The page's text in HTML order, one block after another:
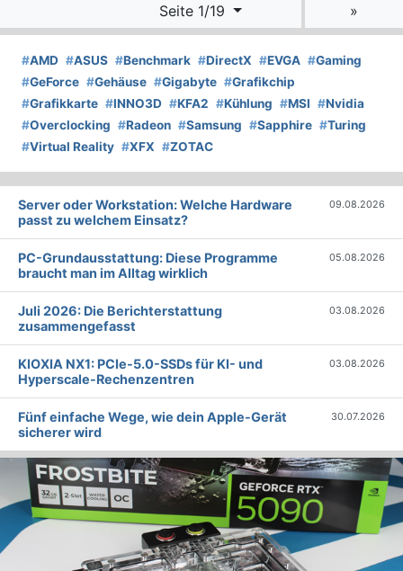
Seite 1/19 »
#AMD #ASUS #Benchmark #DirectX #EVGA #Gaming
#GeForce #Gehäuse #Gigabyte #Grafikchip
#Grafikkarte #INNO3D #KFA2 #Kühlung #MSI #Nvidia
#Overclocking #Radeon #Samsung #Sapphire #Turing
#Virtual Reality #XFX #ZOTAC
Server oder Workstation: Welche Hardware
passt zu welchem Einsatz?
09.08.2026
PC-Grundausstattung: Diese Programme
braucht man im Alltag wirklich
05.08.2026
Juli 2026: Die Bericht­erstattung
zusammengefasst
03.08.2026
KIOXIA NX1: PCIe-5.0-SSDs für KI- und
Hyperscale-Rechenzentren
03.08.2026
Fünf einfache Wege, wie dein Apple-Gerät
sicherer wird
30.07.2026